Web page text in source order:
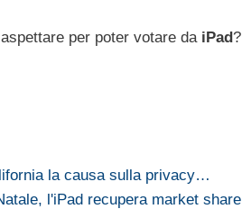
per poter votare da iPad?
la causa sulla privacy…
l'iPad recupera market share